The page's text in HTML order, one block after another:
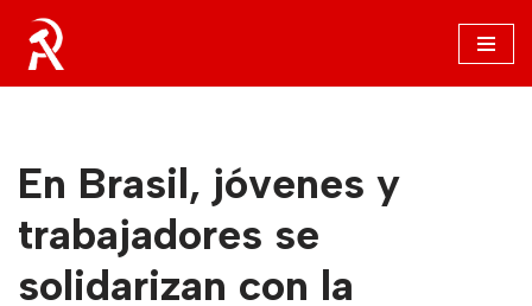
Saltar
al
En Brasil, jóvenes y
trabajadores se
solidarizan con la